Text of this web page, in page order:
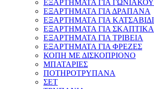
ΕΞΑΡΤΗΜΑΤΑ ΓΙΑ
ΕΞΑΡΤΗΜΑΤΑ ΓΙΑ ΔΡΑΠΑΝΑ
ΕΞΑΡΤΗΜΑΤΑ ΓΙΑ
ΕΞΑΡΤΗΜΑΤΑ ΓΙΑ ΣΚΑΠΤΙΚΑ
ΕΞΑΡΤΗΜΑΤΑ ΓΙΑ ΤΡΙΒΕΙΑ
ΕΞΑΡΤΗΜΑΤΑ ΓΙΑ ΦΡΕΖΕΣ
ΚΟΠΗ ΜΕ ΔΙΣΚΟΠΡΙΟΝΟ
ΜΠΑΤΑΡΙΕΣ
ΠΟΤΗΡΟΤΡΥΠΑΝΑ
ΣΕΤ